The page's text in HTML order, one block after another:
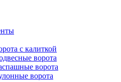
с калиткой
ворота
ворота
ворота